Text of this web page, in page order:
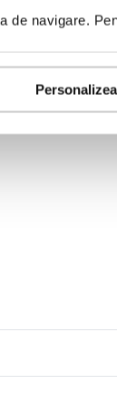
de navigare.